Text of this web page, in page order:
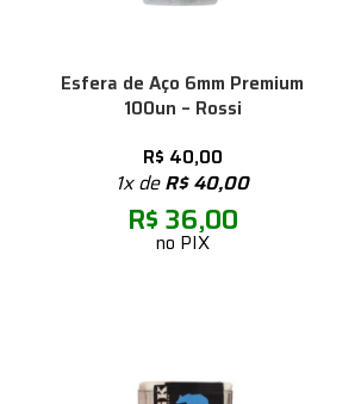
Esfera de Aço 6mm Premium
100un – Rossi
R$ 40,00
1x deR$40,00
R$ 36,00
no PIX